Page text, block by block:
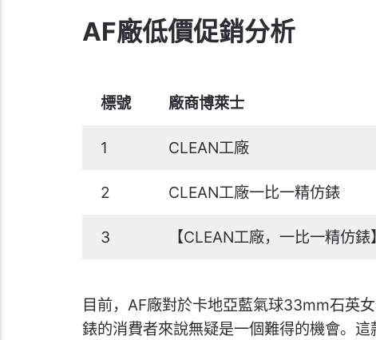
AF廠低價促銷分析
標號 廠商博萊士
1 CLEAN工廠
2 CLEAN工廠一比一精仿錶
3 【CLEAN工廠，一比一精仿
目前，AF廠對於卡地亞藍氣球33mm石英
錶的消費者來說無疑是一個難得的機會。